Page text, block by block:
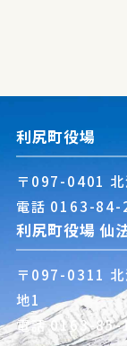
利尻町役場
〒097-0401 北
電話 0163-84-
利尻町役場 仙
〒097-0311 北
地1
電話0163-85-